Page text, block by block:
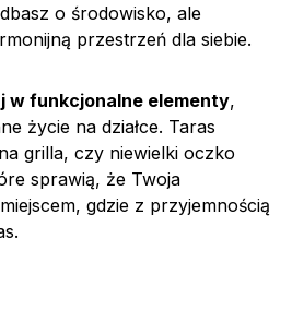
o środowisko, ale
przestrzeń dla siebie.
w funkcjonalne elementy,
życie na działce. Taras
grilla, czy niewielki oczko
sprawią, że Twoja
gdzie z przyjemnością